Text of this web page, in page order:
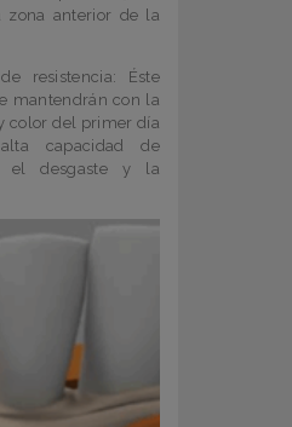
zona anterior de la
resistencia: Éste
mantendrán con la
color del primer día
capacidad de
el desgaste y la